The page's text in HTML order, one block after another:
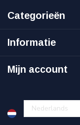
Categorieën
Informatie
Mijn account